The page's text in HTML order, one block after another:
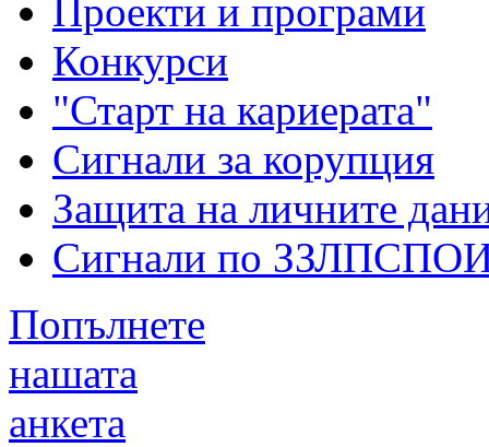
Проекти и програми
Конкурси
"Старт на кариерата"
Сигнали за корупция
Защита на личните
Сигнали по
Попълнете
нашата
анкета